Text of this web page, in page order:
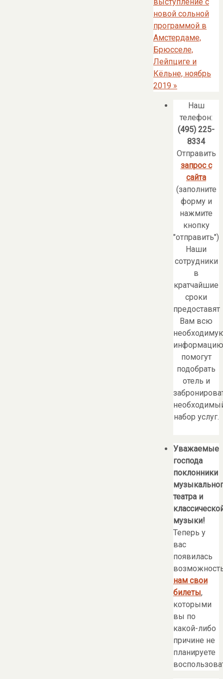
новой сольной
программой в
Амстердаме,
Брюсселе,
Лейпциге и
Кёльне, ноябрь
2019 »
Наш
телефон:
(495) 225-
8334
Отправить
запрос с
сайта
(заполните
форму и
нажмите
кнопку
"отправить")
Наши
сотрудники
в
кратчайшие
сроки
предоставят
Вам всю
помогут
подобрать
отель и
набор услуг.
Уважаемые
господа
поклонники
театра и
музыки!
Теперь у
вас
появилась
нам свои
билеты,
которыми
вы по
какой-либо
причине не
планируете